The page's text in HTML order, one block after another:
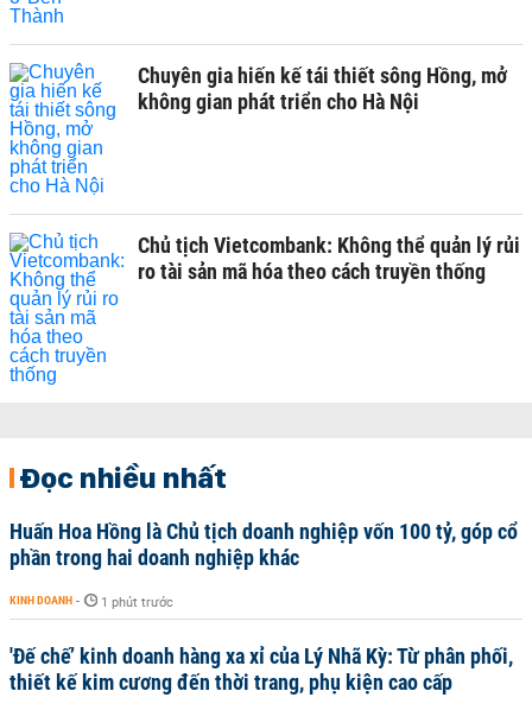
Chuyên gia hiến kế tái thiết sông Hồng, mở
không gian phát triển cho Hà Nội
Chủ tịch Vietcombank: Không thể quản lý rủi
ro tài sản mã hóa theo cách truyền thống
Đọc nhiều nhất
Huấn Hoa Hồng là Chủ tịch doanh nghiệp vốn 100 tỷ, góp cổ
phần trong hai doanh nghiệp khác
KINH DOANH - 1 phút trước
'Đế chế’ kinh doanh hàng xa xỉ của Lý Nhã Kỳ: Từ phân phối,
thiết kế kim cương đến thời trang, phụ kiện cao cấp